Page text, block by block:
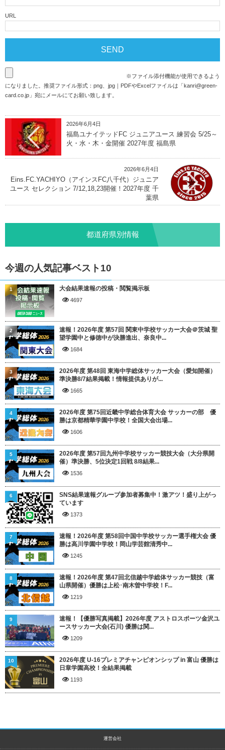
URL
※ファイル添付機能が使用できるよう
になりました。推奨ファイル形式：png、jpg｜PDFやExcelファイルは「 kanri@green-
card.co.jp 」宛にメールにてお願い致します。
2026年6月4日
福島ユナイテッドFC ジュニアユース 練習会 5/25～
火・水・木・金開催 2027年度 福島県
2026年6月4日
Eins.FC.YACHIYO（アインスFC八千代）ジュニア
ユース セレクション 7/12,18,23開催！2027年度 千
葉県
都道府県別情報
今週の人気記事ベスト10
大会結果速報の投稿・閲覧掲示板
4697
1
速報！2026年度 第57回 関東中学校サッカー大会＠茨城 聖
望学園中と修徳中が決勝進出、奈良中...
1684
2
2026年度 第48回 東海中学総体サッカー大会（愛知開催）
準決勝8/7結果掲載！情報提供ありが...
1665
3
2026年度 第75回近畿中学総合体育大会 サッカーの部 優
勝は京都精華学園中学校！全国大会出場...
1606
4
2026年度 第57回九州中学校サッカー競技大会（大分県開
催）準決勝、5位決定1回戦 8/8結果...
1536
5
SNS結果速報グループ参加者募集中！激アツ！盛り上がっ
ています
1373
6
速報！2026年度 第58回中国中学校サッカー選手権大会 優
勝は高川学園中学校！岡山学芸館清秀中...
1245
7
速報！2026年度 第47回北信越中学総体サッカー競技（富
山県開催）優勝は上松･南木曽中学校！F...
1219
8
速報！【優勝写真掲載】2026年度 アストロスポーツ金沢ユ
ースサッカー大会(石川) 優勝は関...
1209
9
2026年度 U-16プレミアチャンピオンシップ in 富山 優勝は
日章学園高校！全結果掲載
1193
10
運営会社